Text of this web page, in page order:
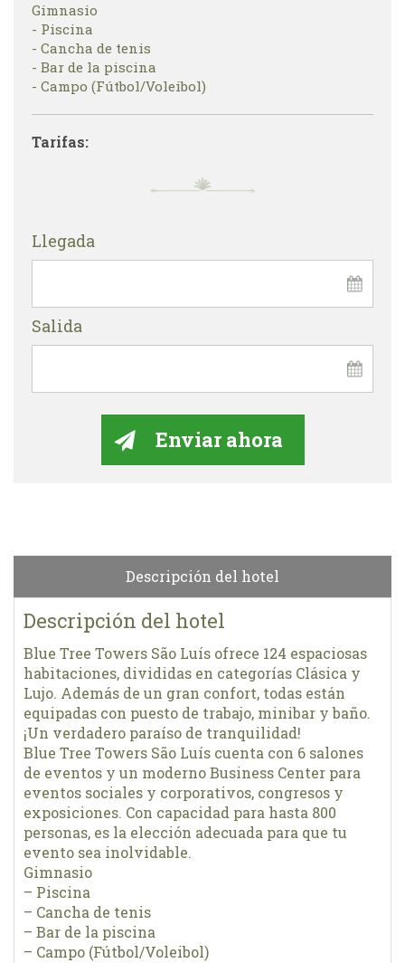
Gimnasio
- Piscina
- Cancha de tenis
- Bar de la piscina
- Campo (Fútbol/Voleibol)
Tarifas:
Llegada
Salida
Descripción del hotel
Descripción del hotel
Blue Tree Towers São Luís ofrece 124 espaciosas
habitaciones, divididas en categorías Clásica y
Lujo. Además de un gran confort, todas están
equipadas con puesto de trabajo, minibar y baño.
¡Un verdadero paraíso de tranquilidad!
Blue Tree Towers São Luís cuenta con 6 salones
de eventos y un moderno Business Center para
eventos sociales y corporativos, congresos y
exposiciones. Con capacidad para hasta 800
personas, es la elección adecuada para que tu
evento sea inolvidable.
Gimnasio
– Piscina
– Cancha de tenis
– Bar de la piscina
– Campo (Fútbol/Voleibol)